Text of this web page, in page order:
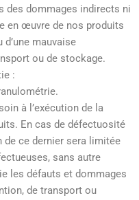
des dommages indirects ni
en œuvre de nos produits
mauvaise
ou de stockage.
:
à l’exécution de la
En cas de défectuosité
de ce dernier sera limitée
sans autre
les défauts et dommages
de transport ou